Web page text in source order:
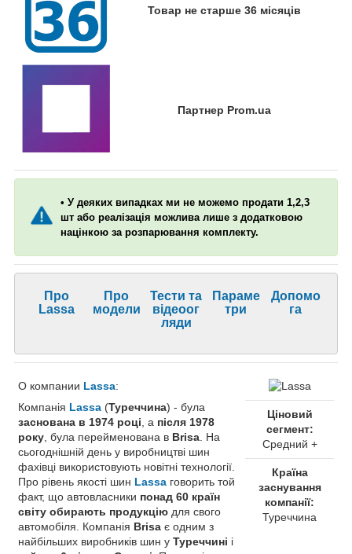
Товар не старше 36 місяців
Партнер Prom.ua
• У деяких випадках ми не можемо продати 1,2,3
шт або реалізація можлива лише з додатковою
націнкою за розпарювання комплекту.
Про
Lassa
Про
модели
Тести та
відеоог
ляди
Параме
три
Допомо
га
О компании Lassa:
Компанія Lassa (Туреччина) - була
заснована в 1974 році , а після 1978
року , була перейменована в Brisa . На
сьогоднішній день у виробництві шин
фахівці використовують новітні технології.
Про рівень якості шин Lassa говорить той
факт, що автовласники понад 60 країн
світу обирають продукцію для свого
автомобіля. Компанія Brisa є одним з
найбільших виробників шин у Туреччині і
Ціновий
сегмент:
Средний +
Країна
заснування
компанії:
Туреччина